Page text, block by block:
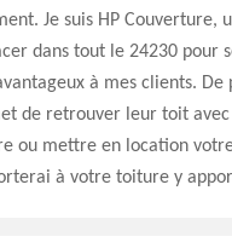
Je suis HP Couverture,
dans tout le 24230 pour
à mes clients.
de retrouver leur toit
ou mettre en location
à votre toiture y